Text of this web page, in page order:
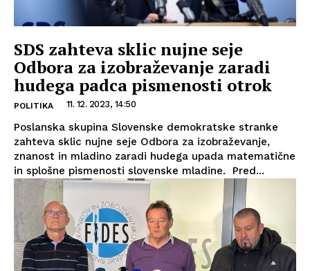
SDS zahteva sklic nujne seje
Odbora za izobraževanje zaradi
hudega padca pismenosti otrok
POLITIKA 11. 12. 2023, 14:50
Poslanska skupina Slovenske demokratske stranke
zahteva sklic nujne seje Odbora za izobraževanje,
znanost in mladino zaradi hudega upada matematične
in splošne pismenosti slovenske mladine. Pred...